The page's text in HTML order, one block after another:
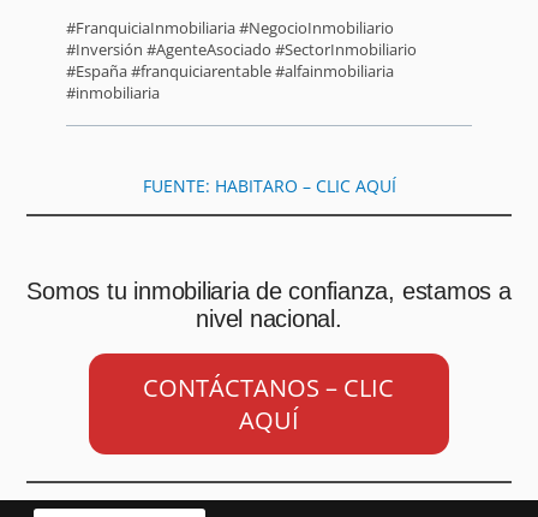
#FranquiciaInmobiliaria #NegocioInmobiliario
#Inversión #AgenteAsociado #SectorInmobiliario
#España #franquiciarentable #alfainmobiliaria
#inmobiliaria
FUENTE: HABITARO – CLIC AQUÍ
Somos tu inmobiliaria de confianza, estamos a
nivel nacional.
CONTÁCTANOS – CLIC
AQUÍ